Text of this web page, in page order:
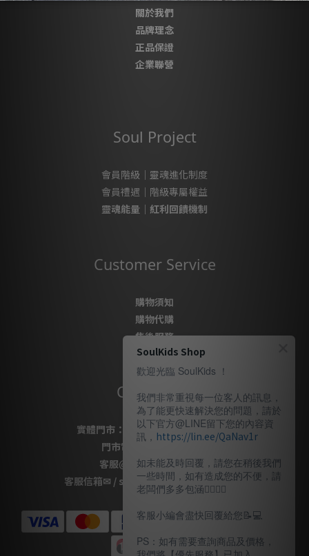
關於我們
品牌理念
正品保證
企業聯營
Soul Project
會員階級｜靈魂進化制度
會員禮遇｜階級專屬權益
靈魂能量｜紅利回饋機制
Customer Service
購物須知
購物代購
售後服務
隱私政策
Contact Us
實體門市：
桃園市桃園區復興路69號
門市電話
03-337-1777
客服@LINE：＠soulkids
客服信箱✉ / shopsoulkids@gmail.com
SoulKids Shop
歡迎光臨 SoulKids ！
我們非常重視每一位客人的訊息，
為了能更快速解決您的問題，請於
以下官方@LINE留下您的內容資
訊， https://lin.ee/QaNav1r
如未能及時回覆，請您在稍後我們
一些時間，如有造成您的不便，請
老闆們多多包涵🙇🏽‍🙇‍♀️
客服小編會盡快回覆給您📝💻️
PS：如有需要查詢商品及價格，